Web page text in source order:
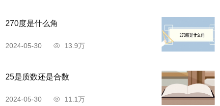
270度是什么角
2024-05-30 13.9万
25是质数还是合数
2024-05-30 11.1万